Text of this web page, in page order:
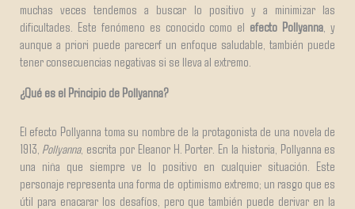
muchas veces tendemos a buscar lo positivo y a minimizar las
dificultades. Este fenómeno es conocido como el efecto Pollyanna , y
aunque a priori puede parecerf un enfoque saludable, también puede
tener consecuencias negativas si se lleva al extremo.
¿Qué es el Principio de Pollyanna?
El efecto Pollyanna toma su nombre de la protagonista de una novela de
1913, Pollyanna, escrita por Eleanor H. Porter. En la historia, Pollyanna es
una niña que siempre ve lo positivo en cualquier situación. Este
personaje representa una forma de optimismo extremo; un rasgo que es
útil para enacarar los desafíos, pero que también puede derivar en la